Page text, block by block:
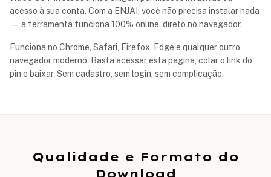
acesso à sua conta. Com a ENJAI, você não precisa instalar nada
— a ferramenta funciona 100% online, direto no navegador.
Funciona no Chrome, Safari, Firefox, Edge e qualquer outro
navegador moderno. Basta acessar esta pagina, colar o link do
pin e baixar. Sem cadastro, sem login, sem complicação.
Qualidade e Formato do
Download